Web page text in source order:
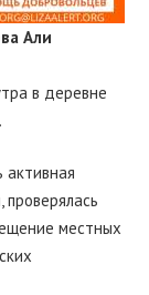
Али
в деревне
активная
местных